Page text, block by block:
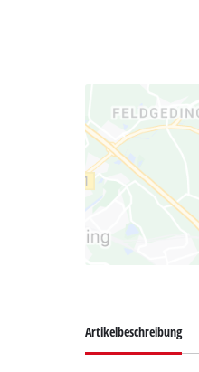
Artikelbeschreibung